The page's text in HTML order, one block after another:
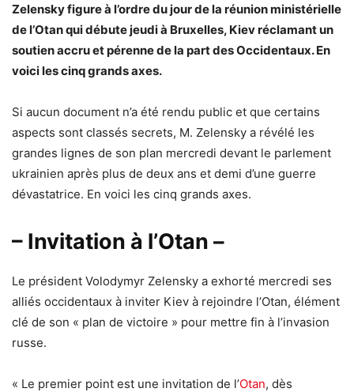
Zelensky figure à l’ordre du jour de la réunion ministérielle
de l’Otan qui débute jeudi à Bruxelles, Kiev réclamant un
soutien accru et pérenne de la part des Occidentaux. En
voici les cinq grands axes.
Si aucun document n’a été rendu public et que certains
aspects sont classés secrets, M. Zelensky a révélé les
grandes lignes de son plan mercredi devant le parlement
ukrainien après plus de deux ans et demi d’une guerre
dévastatrice. En voici les cinq grands axes.
– Invitation à l’Otan –
Le président Volodymyr Zelensky a exhorté mercredi ses
alliés occidentaux à inviter Kiev à rejoindre l’Otan, élément
clé de son « plan de victoire » pour mettre fin à l’invasion
russe.
« Le premier point est une invitation de l’Otan, dès